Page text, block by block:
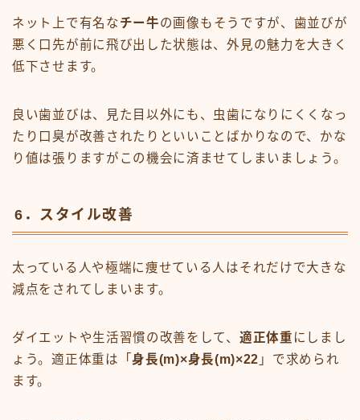
ネット上で有名なチー牛の画像もそうですが、歯並びが
悪く口先が前に飛び出した状態は、外見の魅力を大きく
低下させます。
良い歯並びは、見た目以外にも、虫歯になりにくくなっ
たり口臭が改善されたりといいことばかりなので、かな
り値は張りますがこの機会に済ませてしまいましょう。
6．スタイル改善
太っている人や極端に痩せている人はそれだけで大きな
減点をされてしまいます。
ダイエットや生活習慣の改善をして、 適正体重 にしまし
ょう。適正体重は「身長(m)×身長(m)×22 」で求められ
ます。